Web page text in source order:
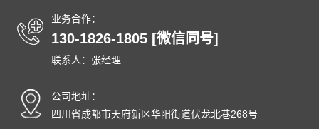
业务合作：
130-1826-1805 [微信同号]
联系人：张经理
公司地址：
四川省成都市天府新区华阳街道伏龙北巷268号